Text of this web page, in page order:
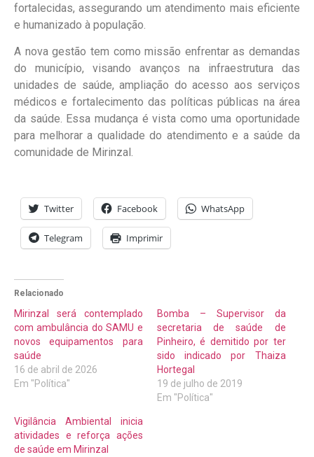
fortalecidas, assegurando um atendimento mais eficiente
e humanizado à população.
A nova gestão tem como missão enfrentar as demandas
do município, visando avanços na infraestrutura das
unidades de saúde, ampliação do acesso aos serviços
médicos e fortalecimento das políticas públicas na área
da saúde. Essa mudança é vista como uma oportunidade
para melhorar a qualidade do atendimento e a saúde da
comunidade de Mirinzal.
Twitter Facebook WhatsApp
Telegram Imprimir
Relacionado
Mirinzal será contemplado
com ambulância do SAMU e
novos equipamentos para
saúde
16 de abril de 2026
Em "Política"
Bomba – Supervisor da
secretaria de saúde de
Pinheiro, é demitido por ter
sido indicado por Thaiza
Hortegal
19 de julho de 2019
Em "Política"
Vigilância Ambiental inicia
atividades e reforça ações
de saúde em Mirinzal